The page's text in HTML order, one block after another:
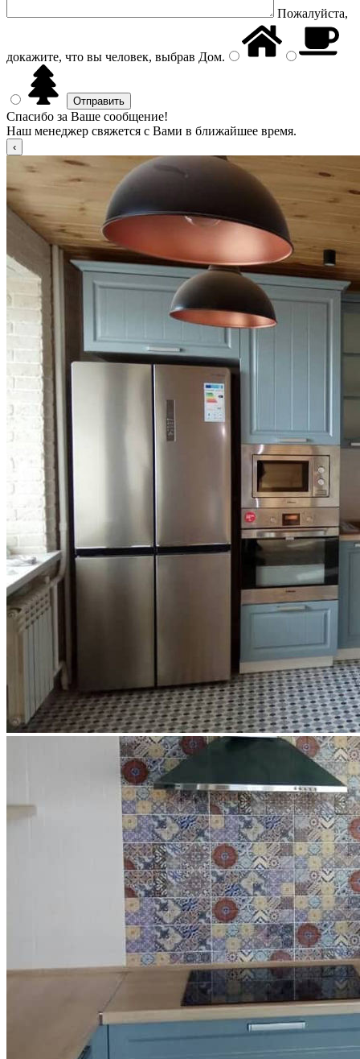
Пожалуйста,
докажите, что вы человек, выбрав Дом.
Спасибо за Ваше сообщение!
Наш менеджер свяжется с Вами в ближайшее время.